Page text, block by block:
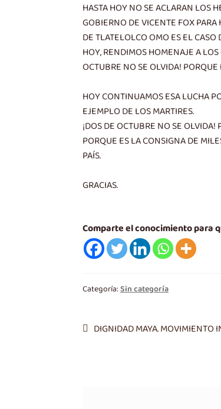
HASTA HOY NO SE ACLARAN LOS
GOBIERNO DE VICENTE FOX
DE TLATELOLCO OMO ES EL
HOY, RENDIMOS HOMENAJE A
OCTUBRE NO SE OLVIDA!
HOY CONTINUAMOS ESA LUCHA
EJEMPLO DE LOS MARTIRES.
¡DOS DE OCTUBRE NO SE
PORQUE ES LA CONSIGNA DE
PAÍS.
GRACIAS.
Comparte el conocimiento para
Categoría:Sin categoría
Navegación
Entrada
DIGNIDAD MAYA. MOVIMIENTO